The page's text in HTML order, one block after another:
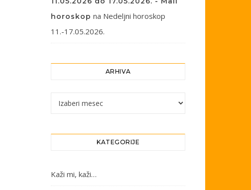
horoskop na Nedeljni horoskop
11.-17.05.2026.
ARHIVA
Arhiva
KATEGORIJE
Kaži mi, kaži…